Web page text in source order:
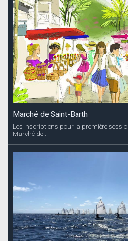
Marché de Saint-Barth
Les inscriptions pour la première
Marché de...